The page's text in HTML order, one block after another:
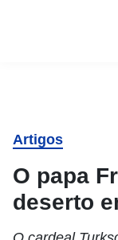
Artigos
O papa
deserto